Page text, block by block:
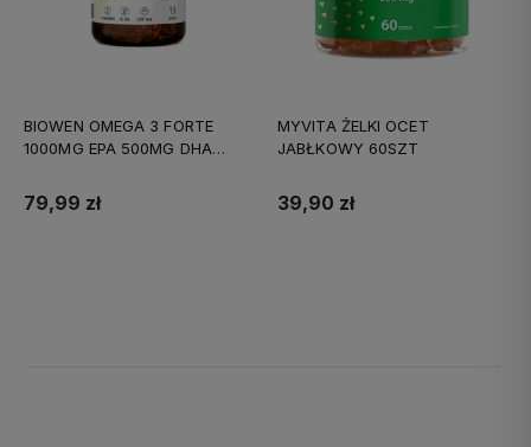
BIOWEN OMEGA 3 FORTE
1000MG EPA 500MG DHA
79,99 zł
MYVITA ŻELKI OCET
JABŁKOWY 60SZT
39,90 zł